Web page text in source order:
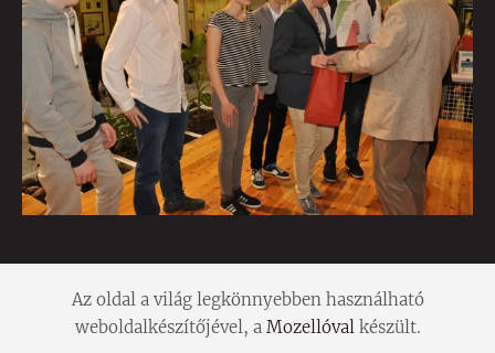
Az oldal a világ legkönnyebben használható
weboldalkészítőjével, a Mozellóvalkészült.